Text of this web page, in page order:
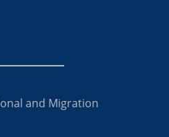
and Migration